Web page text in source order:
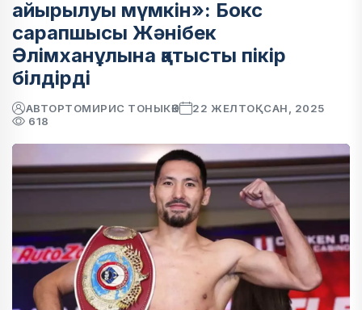
айырылуы мүмкін»: Бокс
сарапшысы Жәнібек
Әлімханұлына қатысты пікір
білдірді
АВТОРТОМИРИС ТОНЫКӨК
22 ЖЕЛТОҚСАН, 2025
618